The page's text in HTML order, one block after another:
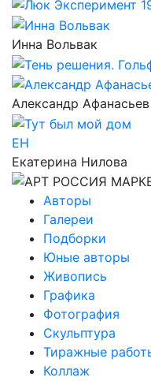
Инна Вольвак
Александр Афанасьев
ЕН
Екатерина Нилова
Авторы
Галереи
Подборки
Юные авторы
Живопись
Графика
Фотография
Скульптура
Тиражные
Коллаж